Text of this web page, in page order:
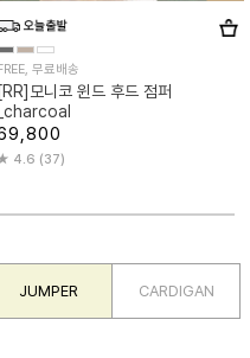
무료배송
[RR]모니코 윈드 후드 점퍼
_charcoal
4.6 (37)
JUMPER CARDIGAN